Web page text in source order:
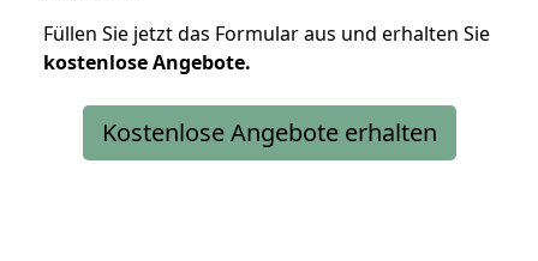
Füllen Sie jetzt das Formular aus und erhalten Sie
kostenloseAngebote.
Kostenlose Angebote erhalten